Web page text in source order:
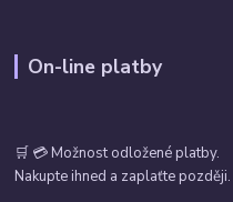
On-line platby
🛒 💳 Možnost odložené platby.
Nakupte ihned a zaplaťte později.